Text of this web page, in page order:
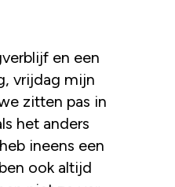
en een
vrijdag mijn
zitten pas in
het anders
ineens een
ook altijd